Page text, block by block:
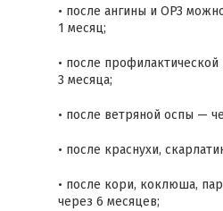
• после ангины и ОРЗ
1 месяц;
• после
3 месяца;
• после ветряной оспы —
• после краснухи,
• после кори, коклюша,
через 6 месяцев;